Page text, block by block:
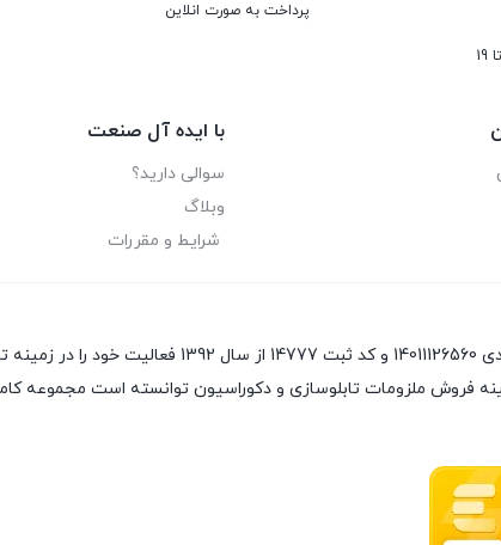
پرداخت به صورت انلاین
با ایده آل صنعت
سوالی دارید؟
وبلاگ
شرایط و مقررات
فروش ملزومات تابلوسازی و دکوراسیون توانسته است مجموعه